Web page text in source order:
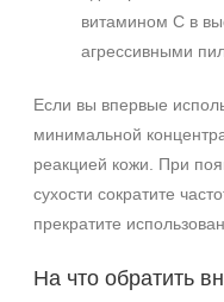
витамином C в
агрессивными
Если вы впервые
минимальной
реакцией кожи. При
сухости сократите
прекратите
На что обратить